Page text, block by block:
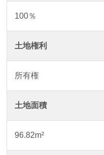
100％
土地権利
所有権
土地面積
96.82m²